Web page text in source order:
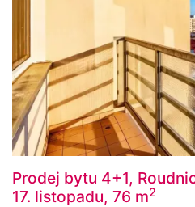
Prodej bytu 4+1,
17. listopadu, 76 m2